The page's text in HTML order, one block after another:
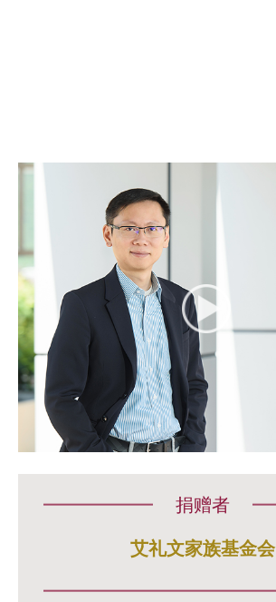
捐赠者
艾礼文家族基金会